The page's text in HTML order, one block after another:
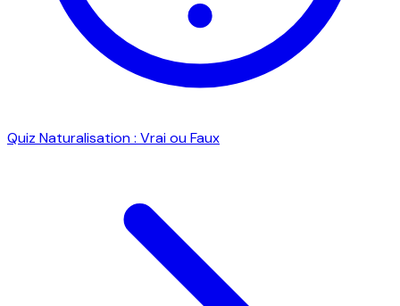
Quiz Naturalisation : Vrai ou Faux